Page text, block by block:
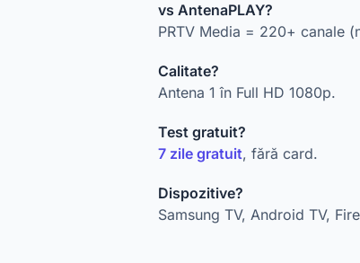
vs AntenaPLAY?
PRTV Media = 220+ canale
Calitate?
Antena 1 în Full HD 1080p.
Test gratuit?
7 zile gratuit, fără card.
Dispozitive?
Samsung TV, Android TV,